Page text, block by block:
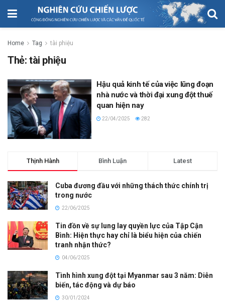
Home Tag tài phiệu
Thẻ:tài phiệu
Hậu quả kinh tế của việc lũng đoạn
nhà nước và thời đại xung đột thuế
quan hiện nay
22/04/2025 282
Thịnh Hành Bình Luận Latest
Cuba đương đầu với những thách thức chính trị
trong nước
22/06/2025
Tin đồn về sự lung lay quyền lực của Tập Cận
Bình: Hiện thực hay chỉ là biểu hiện của chiến
tranh nhận thức?
04/06/2025
Tình hình xung đột tại Myanmar sau 3 năm: Diễn
biến, tác động và dự báo
30/01/2024